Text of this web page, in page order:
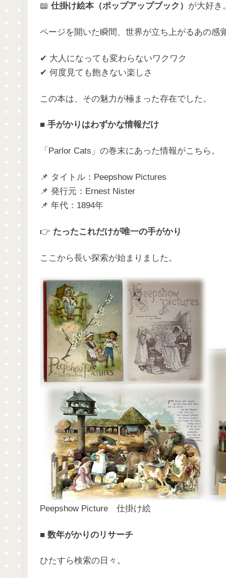
📖 仕掛け絵本（ポップアップブック） が大好き
ページを開いた瞬間、世界が立ち上がるあの感
✔ 大人になっても変わらないワクワク
✔ 何度見ても飽きない楽しさ
この本は、その魅力が極まった存在でした。
■ 手がかりはわずかな情報だけ
「Parlor Cats」の巻末にあった情報がこちら。
📌 タイトル：Peepshow Pictures
📌 発行元：Ernest Nister
📌 年代：1894年
👉 たったこれだけが唯一の手がかり
ここから長い探索が始まりました。
Peepshow Picture 仕掛け絵
■ 数年がかりのリサーチ
ひたすら検索の日々。